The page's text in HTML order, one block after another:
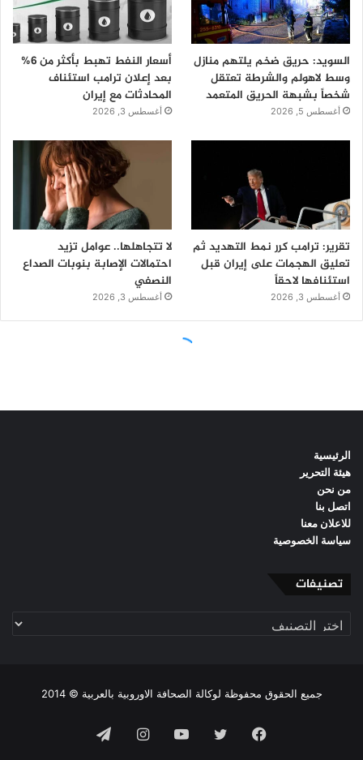
الرئيسية
هيئة التحرير
من نحن
اتصل بنا
للاعلان معنا
سياسة الخصوصية
تصنيفات
تصنيفات
جميع الحقوق محفوظة لوكالة الصحافة الاوروبية بالعربية © 2014
فيسبوك تويتر يوتيوبانستقرامتيلقرام